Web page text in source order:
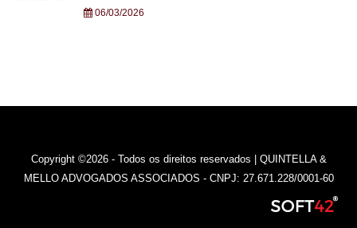
06/03/2026
Copyright ©2026 - Todos os direitos reservados | QUINTELLA &
MELLO ADVOGADOS ASSOCIADOS - CNPJ: 27.671.228/0001-60